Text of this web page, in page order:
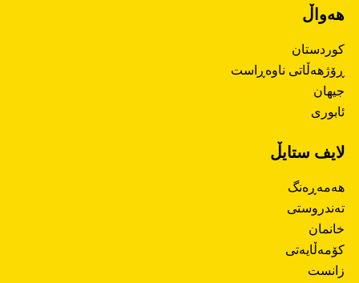
هەواڵ
کوردستان
ڕۆژهەڵاتی ناوەڕاست
جیهان
ئابوری
لایف ستایڵ
هەمەڕەنگ
تەندروستی
خانمان
کۆمەڵایەتی
زانست